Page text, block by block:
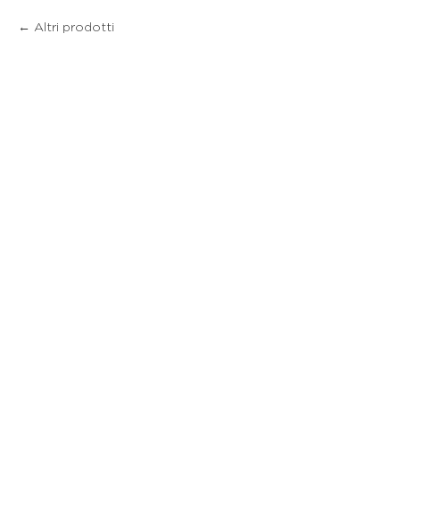
Altri prodotti